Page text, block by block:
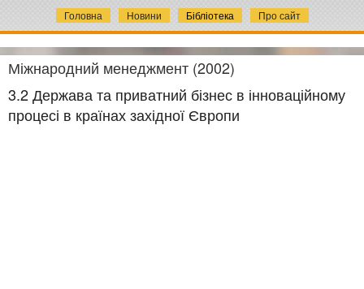
Головна Новини Бібліотека Про сайт
Міжнародний менеджмент (2002)
3.2 Держава та приватний бізнес в інноваційному
процесі в країнах західної Європи